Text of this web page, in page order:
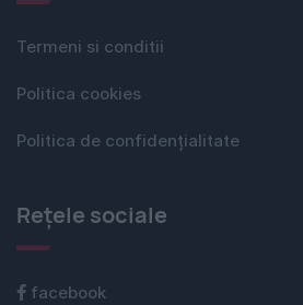
Termeni si conditii
Politica cookies
Politica de confidențialitate
Rețele sociale
facebook